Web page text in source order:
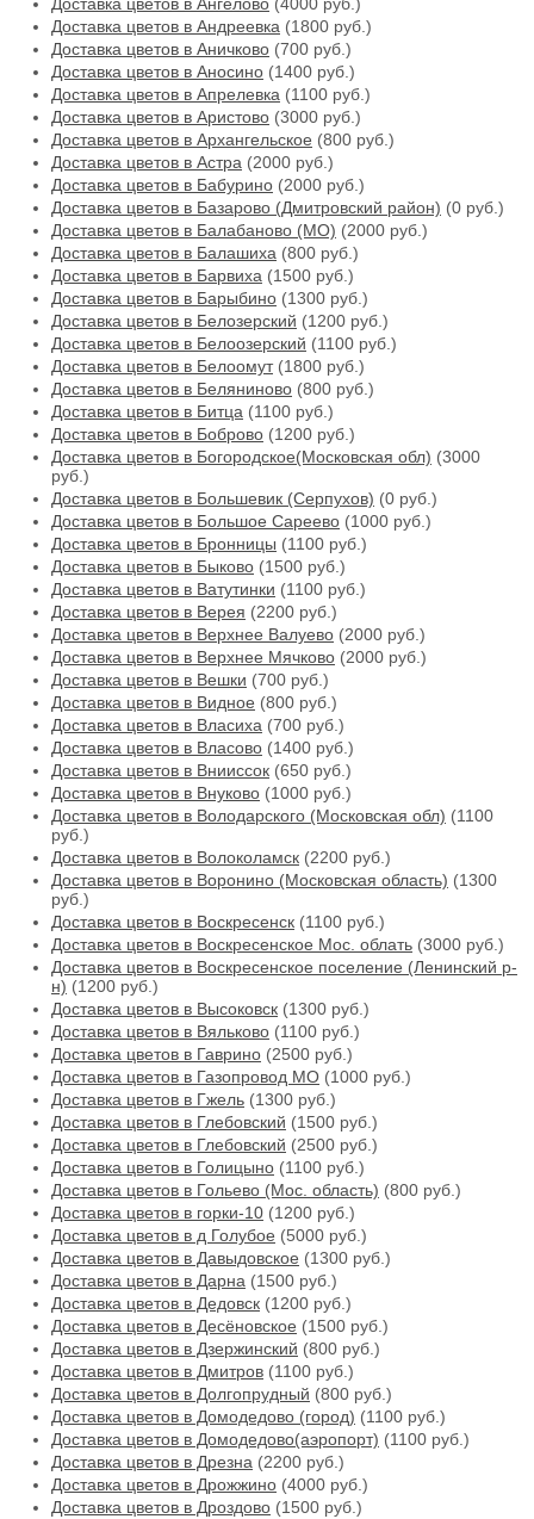
Доставка цветов в Андреевка (1800 руб.)
Доставка цветов в Аничково (700 руб.)
Доставка цветов в Аносино (1400 руб.)
Доставка цветов в Апрелевка (1100 руб.)
Доставка цветов в Аристово (3000 руб.)
Доставка цветов в Архангельское (800 руб.)
Доставка цветов в Астра (2000 руб.)
Доставка цветов в Бабурино (2000 руб.)
Доставка цветов в Базарово (Дмитровский район) (0 руб.)
Доставка цветов в Балабаново (МО) (2000 руб.)
Доставка цветов в Балашиха (800 руб.)
Доставка цветов в Барвиха (1500 руб.)
Доставка цветов в Барыбино (1300 руб.)
Доставка цветов в Белозерский (1200 руб.)
Доставка цветов в Белоозерский (1100 руб.)
Доставка цветов в Белоомут(1800 руб.)
Доставка цветов в Беляниново (800 руб.)
Доставка цветов в Битца (1100 руб.)
Доставка цветов в Боброво (1200 руб.)
Доставка цветов в Богородское(Московская обл) (3000
руб.)
Доставка цветов в Большевик (Серпухов) (0 руб.)
Доставка цветов в Большое Сареево (1000 руб.)
Доставка цветов в Бронницы (1100 руб.)
Доставка цветов в Быково (1500 руб.)
Доставка цветов в Ватутинки (1100 руб.)
Доставка цветов в Верея (2200 руб.)
Доставка цветов в Верхнее Валуево (2000 руб.)
Доставка цветов в Верхнее Мячково (2000 руб.)
Доставка цветов в Вешки (700 руб.)
Доставка цветов в Видное (800 руб.)
Доставка цветов в Власиха (700 руб.)
Доставка цветов в Власово (1400 руб.)
Доставка цветов в Внииссок (650 руб.)
Доставка цветов в Внуково (1000 руб.)
Доставка цветов в Володарского (Московская обл) (1100
руб.)
Доставка цветов в Волоколамск (2200 руб.)
Доставка цветов в Воронино (Московская область) (1300
руб.)
Доставка цветов в Воскресенск (1100 руб.)
Доставка цветов в Воскресенское Мос. облать (3000 руб.)
Доставка цветов в Воскресенское поселение (Ленинский р-
н) (1200 руб.)
Доставка цветов в Высоковск (1300 руб.)
Доставка цветов в Вяльково (1100 руб.)
Доставка цветов в Гаврино (2500 руб.)
Доставка цветов в Газопровод МО (1000 руб.)
Доставка цветов в Гжель (1300 руб.)
Доставка цветов в Глебовский (1500 руб.)
Доставка цветов в Глебовский (2500 руб.)
Доставка цветов в Голицыно (1100 руб.)
Доставка цветов в Гольево (Мос. область) (800 руб.)
Доставка цветов в горки-10 (1200 руб.)
Доставка цветов в д Голубое (5000 руб.)
Доставка цветов в Давыдовское (1300 руб.)
Доставка цветов в Дарна (1500 руб.)
Доставка цветов в Дедовск (1200 руб.)
Доставка цветов в Десёновское (1500 руб.)
Доставка цветов в Дзержинский (800 руб.)
Доставка цветов в Дмитров (1100 руб.)
Доставка цветов в Долгопрудный (800 руб.)
Доставка цветов в Домодедово (город) (1100 руб.)
Доставка цветов в Домодедово(аэропорт) (1100 руб.)
Доставка цветов в Дрезна (2200 руб.)
Доставка цветов в Дрожжино (4000 руб.)
Доставка цветов в Дроздово (1500 руб.)